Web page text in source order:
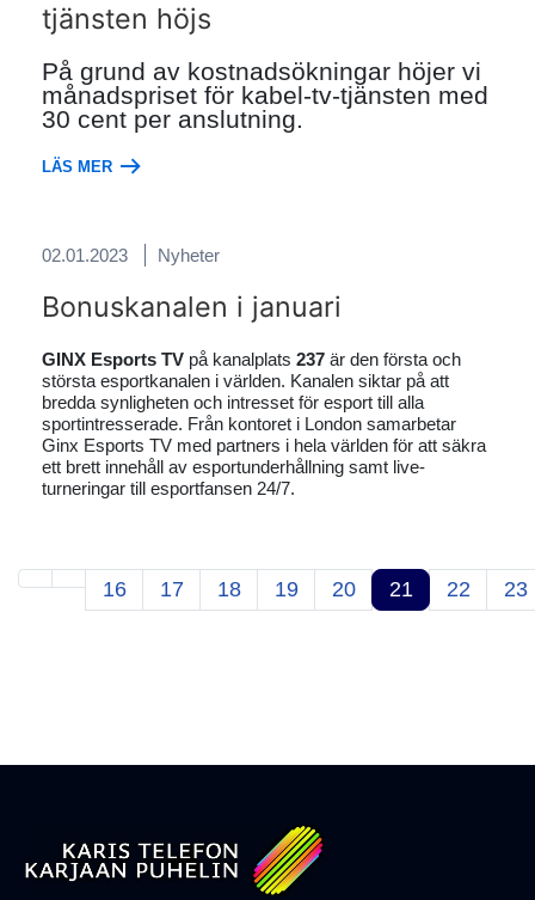
tjänsten höjs
På grund av kostnadsökningar höjer vi
månadspriset för kabel-tv-tjänsten med
30 cent per anslutning.
LÄS MER
02.01.2023 Nyheter
Bonuskanalen i januari
GINX Esports TV på kanalplats 237 är den första och
största esportkanalen i världen. Kanalen siktar på att
bredda synligheten och intresset för esport till alla
sportintresserade. Från kontoret i London samarbetar
Ginx Esports TV med partners i hela världen för att säkra
ett brett innehåll av esportunderhållning samt live-
turneringar till esportfansen 24/7.
16 17 18 19 20 21 22 23